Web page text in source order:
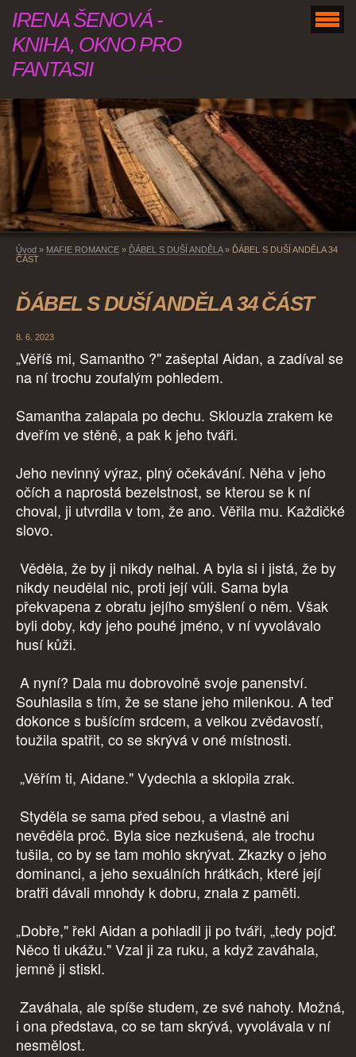
IRENA ŠENOVÁ -
KNIHA, OKNO PRO
FANTASII
Úvod » MAFIE ROMANCE » ĎÁBEL S DUŠÍ ANDĚLA» ĎÁBEL S DUŠÍ ANDĚLA 34
ČÁST
ĎÁBEL S DUŠÍ ANDĚLA 34 ČÁST
8. 6. 2023
„Věříš mi, Samantho ?" zašeptal Aidan, a zadíval se
na ní trochu zoufalým pohledem.
Samantha zalapala po dechu. Sklouzla zrakem ke
dveřím ve stěně, a pak k jeho tváři.
Jeho nevinný výraz, plný očekávání. Něha v jeho
očích a naprostá bezelstnost, se kterou se k ní
choval, ji utvrdila v tom, že ano. Věřila mu. Každičké
slovo.
Věděla, že by ji nikdy nelhal. A byla si i jistá, že by
nikdy neudělal nic, proti její vůli. Sama byla
překvapena z obratu jejího smýšlení o něm. Však
byli doby, kdy jeho pouhé jméno, v ní vyvolávalo
husí kůži.
A nyní? Dala mu dobrovolně svoje panenství.
Souhlasila s tím, že se stane jeho milenkou. A teď
dokonce s bušícím srdcem, a velkou zvědavostí,
toužila spatřit, co se skrývá v oné místnosti.
„Věřím ti, Aidane." Vydechla a sklopila zrak.
Styděla se sama před sebou, a vlastně ani
nevěděla proč. Byla sice nezkušená, ale trochu
tušila, co by se tam mohlo skrývat. Zkazky o jeho
dominanci, a jeho sexuálních hrátkách, které její
bratři dávali mnohdy k dobru, znala z paměti.
„Dobře," řekl Aidan a pohladil ji po tváři, „tedy pojď.
Něco ti ukážu." Vzal ji za ruku, a když zaváhala,
jemně ji stiskl.
Zaváhala, ale spíše studem, ze své nahoty. Možná,
i ona představa, co se tam skrývá, vyvolávala v ní
nesmělost.